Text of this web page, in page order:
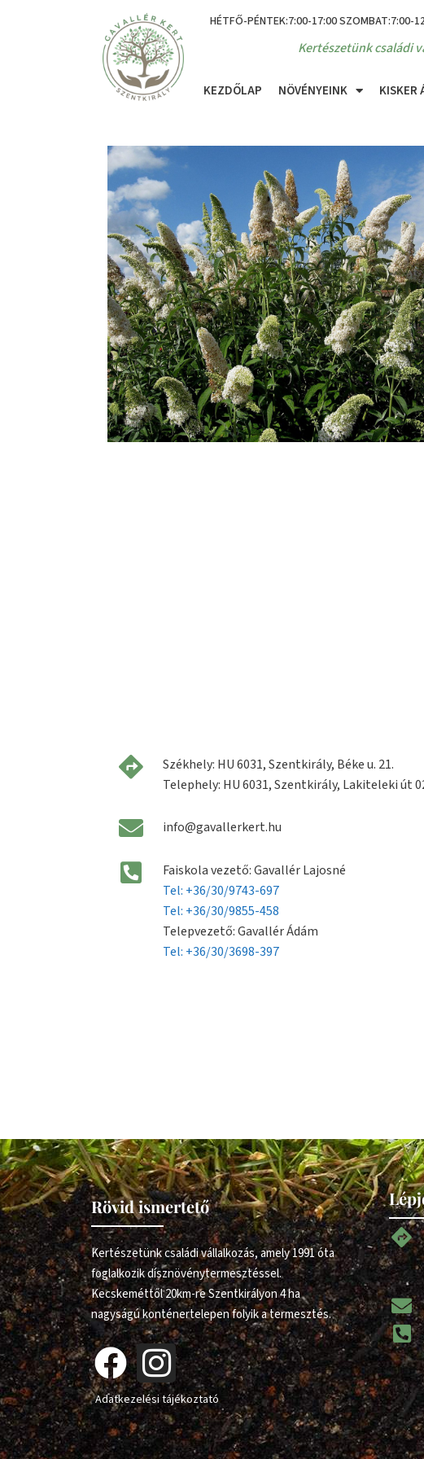
HÉTFŐ-PÉNTEK:7:00-17:00 SZOMBAT:7:00-
Kertészetünk családi
KEZDŐLAP NÖVÉNYEINK KISKER
Székhely: HU 6031, Szentkirály, Béke u. 21.
Telephely: HU 6031, Szentkirály, Lakiteleki út
info@gavallerkert.hu
Faiskola vezető: Gavallér Lajosné
Tel: +36/30/9743-697
Tel: +36/30/9855-458
Telepvezető: Gavallér Ádám
Tel: +36/30/3698-397
Rövid ismertető
Kertészetünk családi vállalkozás, amely 1991 óta
foglalkozik dísznövénytermesztéssel.
Kecskeméttől 20km-re Szentkirályon 4 ha
nagyságú konténertelepen folyik a termesztés.
Adatkezelési tájékoztató